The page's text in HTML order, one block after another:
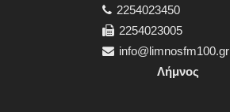
2254023450
2254023005
info@limnosfm100.gr
Λήμνος